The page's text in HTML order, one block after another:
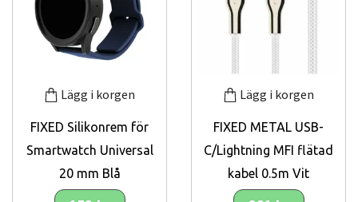
Lägg i korgen
FIXED Silikonrem för
Smartwatch Universal
20 mm Blå
Lägg i korgen
FIXED METAL USB-
C/Lightning MFI flätad
kabel 0.5m Vit